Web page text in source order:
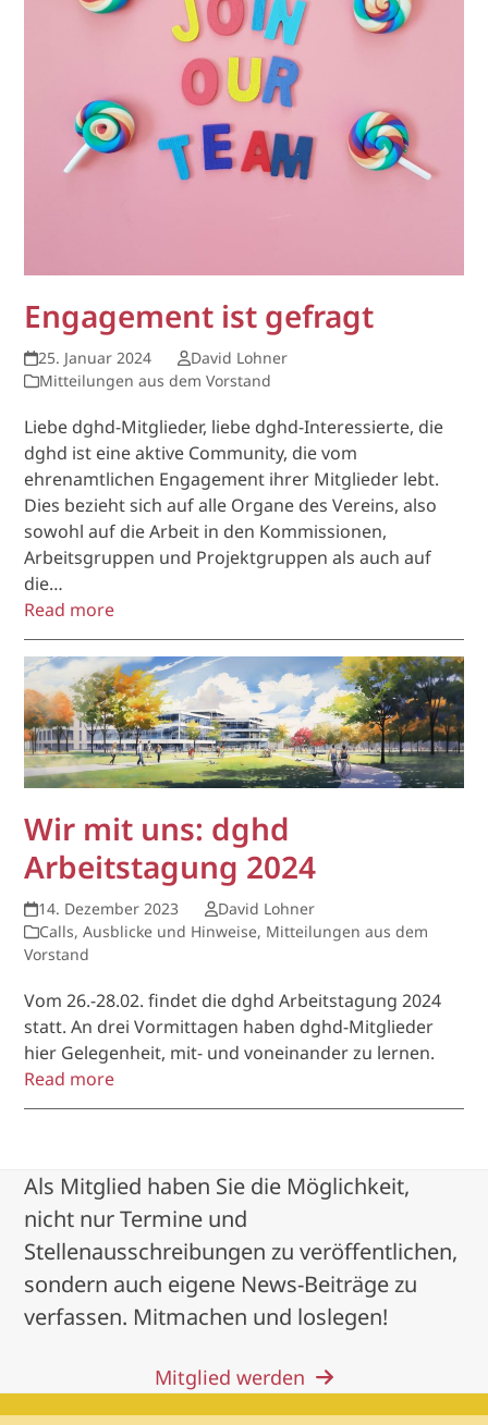
Engagement ist gefragt
25. Januar 2024
David Lohner
Mitteilungen aus dem Vorstand
Liebe dghd-Mitglieder, liebe dghd-Interessierte, die
dghd ist eine aktive Community, die vom
ehrenamtlichen Engagement ihrer Mitglieder lebt.
Dies bezieht sich auf alle Organe des Vereins, also
sowohl auf die Arbeit in den Kommissionen,
Arbeitsgruppen und Projektgruppen als auch auf
die…
Read more
Wir mit uns: dghd
Arbeitstagung 2024
14. Dezember 2023
David Lohner
Calls, Ausblicke und Hinweise, Mitteilungen aus dem
Vorstand
Vom 26.-28.02. findet die dghd Arbeitstagung 2024
statt. An drei Vormittagen haben dghd-Mitglieder
hier Gelegenheit, mit- und voneinander zu lernen.
Read more
Als Mitglied haben Sie die Möglichkeit,
nicht nur Termine und
Stellenausschreibungen zu veröffentlichen,
sondern auch eigene News-Beiträge zu
verfassen. Mitmachen und loslegen!
Mitglied werden